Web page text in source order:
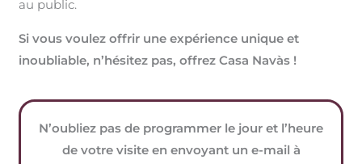
au public.
Si vous voulez offrir une expérience unique et
inoubliable, n’hésitez pas, offrez Casa Navàs !
N’oubliez pas de programmer le jour et l’heure
de votre visite en envoyant un e-mail à